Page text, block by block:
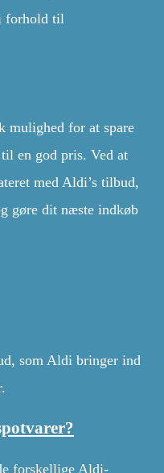
forhold til
mulighed for at spare
en god pris. Ved at
med Aldi’s tilbud,
gøre dit næste indkøb
som Aldi bringer ind
forskellige Aldi-